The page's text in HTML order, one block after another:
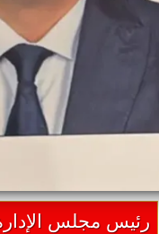
رئيس مجلس